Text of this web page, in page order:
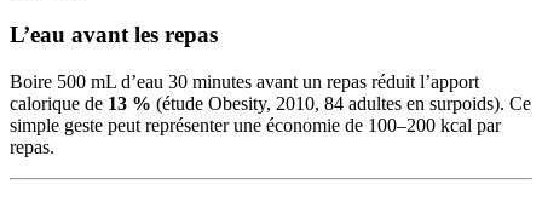
L’eau avant les repas
Boire 500 mL d’eau 30 minutes avant un repas réduit l’apport
calorique de 13 % (étude Obesity, 2010, 84 adultes en surpoids). Ce
simple geste peut représenter une économie de 100–200 kcal par
repas.